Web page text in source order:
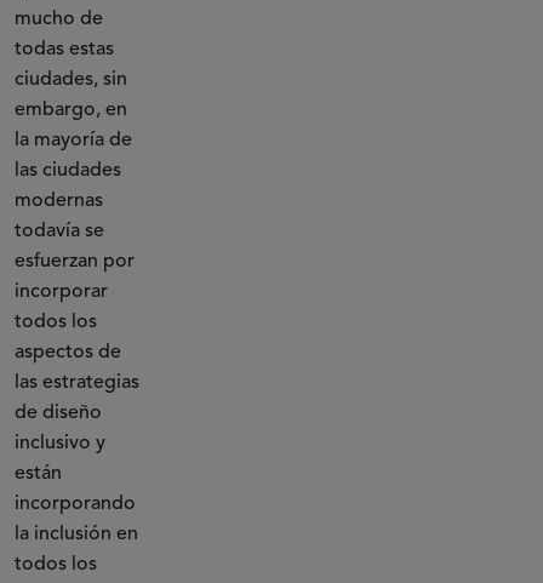
mucho de
todas estas
ciudades, sin
embargo, en
la mayoría de
las ciudades
modernas
todavía se
esfuerzan por
incorporar
todos los
aspectos de
las estrategias
de diseño
inclusivo y
están
incorporando
la inclusión en
todos los